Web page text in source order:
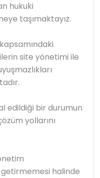
hukuki
taşımaktayız.
site yönetimi ile
edildiği bir durumun
yollarını
halinde